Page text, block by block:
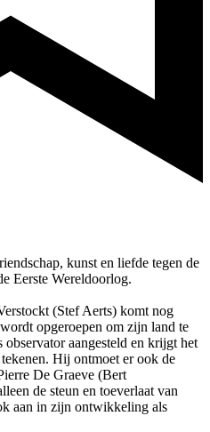
kunst en liefde tegen de
Eerste Wereldoorlog.
(Stef Aerts) komt nog
opgeroepen om zijn land te
aangesteld en krijgt het
Hij ontmoet er ook de
De Graeve (Bert
de steun en toeverlaat van
aan in zijn ontwikkeling als